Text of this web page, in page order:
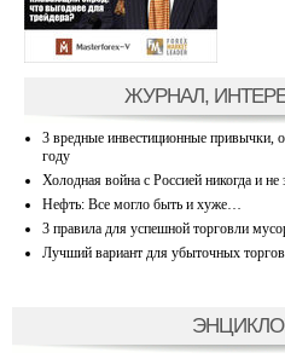
ЖУРНАЛ,
3 вредные инвестиционные привычки,
году
Холодная война с Россией никогда и не
Нефть: Все могло быть и хуже…
3 правила для успешной торговли
Лучший вариант для убыточных